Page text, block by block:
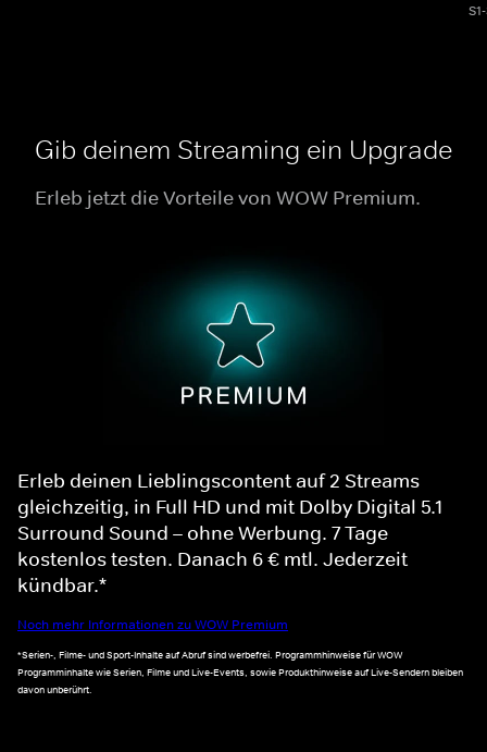
Gib deinem Streaming ein Upgrade
Erleb jetzt die Vorteile von WOW Premium.
Erleb deinen Lieblingscontent auf 2 Streams
gleichzeitig, in Full HD und mit Dolby Digital 5.1
Surround Sound – ohne Werbung. 7 Tage
kostenlos testen. Danach 6 € mtl. Jederzeit
kündbar.*
Noch mehr Informationen zu WOW Premium
*Serien-, Filme- und Sport-Inhalte auf Abruf sind werbefrei. Programmhinweise für WOW
Programminhalte wie Serien, Filme und Live-Events, sowie Produkthinweise auf Live-Sendern bleiben
davon unberührt.